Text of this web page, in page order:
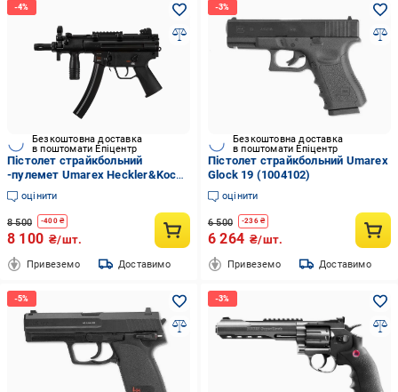
Безкоштовна доставка
в поштомати Епіцентр
Пістолет страйкбольний
-пулемет Umarex Heckler&Koch
MP5 K (1004106)
оцінити
8 500 -400₴
8 100 ₴/шт.
Привеземо Доставимо
Безкоштовна доставка
в поштомати Епіцентр
Пістолет страйкбольний Umarex
Glock 19 (1004102)
оцінити
6 500 -236₴
6 264 ₴/шт.
Привеземо Доставимо